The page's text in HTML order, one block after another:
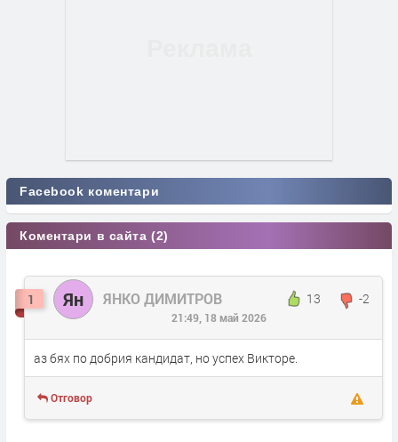
Facebook коментари
Коментари в сайта (2)
1 Ян ЯНКО ДИМИТРОВ 13 -2
21:49, 18 май 2026
аз бях по добрия кандидат, но успех Викторе.
Отговор